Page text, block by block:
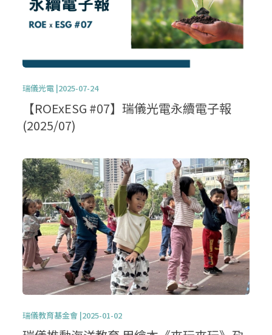
瑞儀光電 |2025-07-24
【ROExESG #07】瑞儀光電永續電子報
(2025/07)
瑞儀教育基金會 |2025-01-02